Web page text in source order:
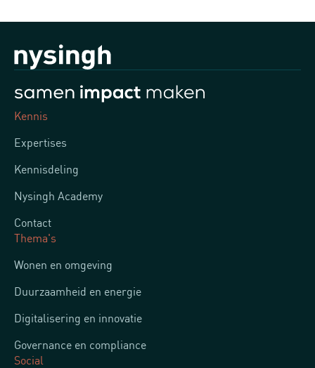
Kennis
Expertises
Kennisdeling
Nysingh Academy
Contact
Thema's
Wonen en omgeving
Duurzaamheid en energie
Digitalisering en innovatie
Governance en compliance
Social